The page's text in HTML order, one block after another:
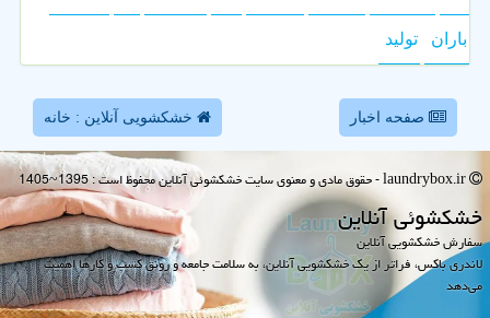
باران تولید
صفحه اخبار خشکشویی آنلاین : خانه
خشكشوئی آنلاین
سفارش خشکشویی آنلاین
لاندری باکس، فراتر از یک خشکشویی آنلاین، به سلامت جامعه و رونق کسب و کارها اهمیت
می‌دهد